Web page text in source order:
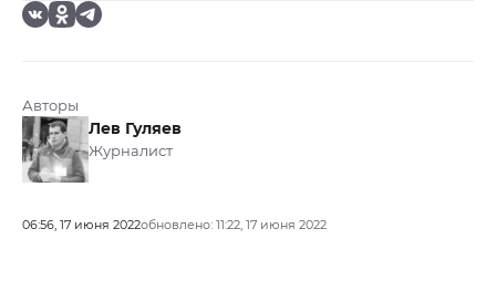
Авторы
Лев Гуляев
Журналист
06:56, 17 июня 2022обновлено: 11:22, 17 июня 2022